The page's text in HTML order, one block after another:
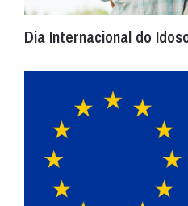
Dia Internacional do